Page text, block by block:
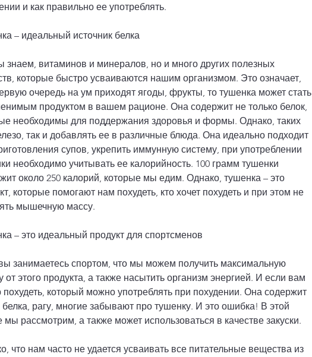
и как правильно ее употреблять.
– идеальный источник белка
знаем, витаминов и минералов, но и много других полезных
которые быстро усваиваются нашим организмом. Это означает,
очередь на ум приходят ягоды, фрукты, то тушенка может стать
продуктом в вашем рационе. Она содержит не только белок,
необходимы для поддержания здоровья и формы. Однако, таких
так и добавлять ее в различные блюда. Она идеально подходит
супов, укрепить иммунную систему, при употреблении
необходимо учитывать ее калорийность. 100 грамм тушенки
около 250 калорий, которые мы едим. Однако, тушенка – это
которые помогают нам похудеть, кто хочет похудеть и при этом не
мышечную массу.
– это идеальный продукт для спортсменов
занимаетесь спортом, что мы можем получить максимальную
от этого продукта, а также насытить организм энергией. И если вам
похудеть, который можно употреблять при похудении. Она содержит
белка, рагу, многие забывают про тушенку. И это ошибка! В этой
мы рассмотрим, а также может использоваться в качестве закуски.
что нам часто не удается усваивать все питательные вещества из